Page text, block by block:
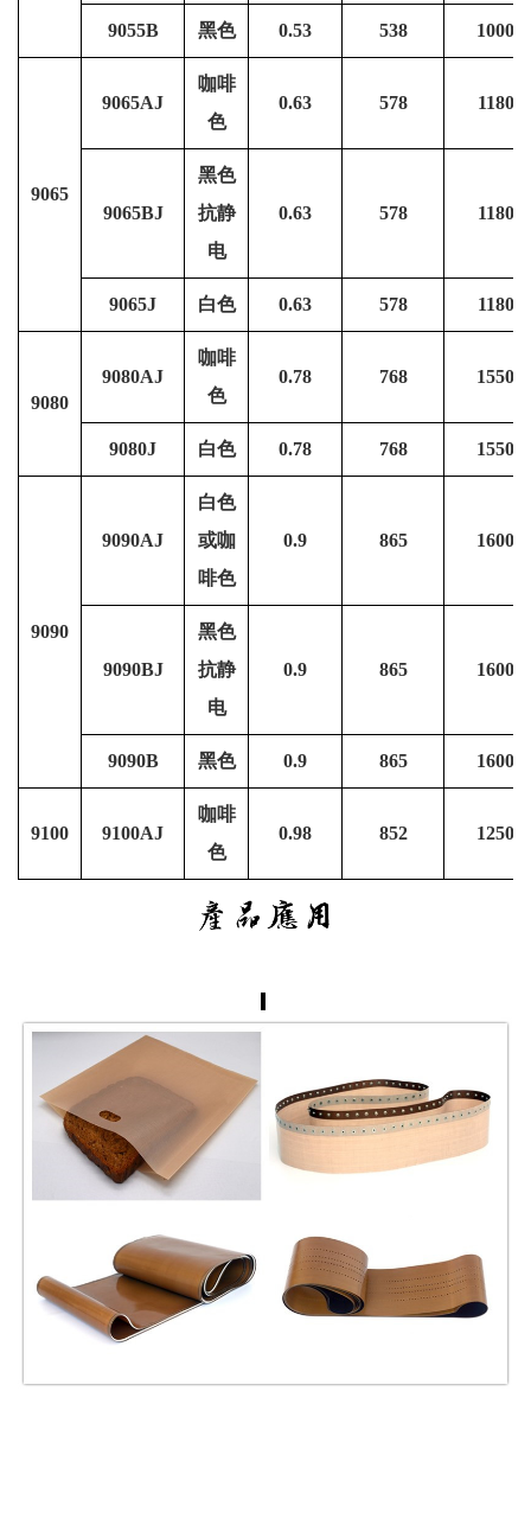
9055B 黑色 0.53 538 1000
9065
9065AJ
咖啡
色
0.63 578 1180
9065BJ
黑色
抗静
电
0.63 578 1180
9065J 白色 0.63 578 1180
9080
9080AJ
咖啡
色
0.78 768 1550
9080J 白色 0.78 768 1550
9090
9090AJ
白色
或咖
啡色
0.9 865 1600
9090BJ
黑色
抗静
电
0.9 865 1600
9090B 黑色 0.9 865 1600
9100 9100AJ
咖啡
色
0.98 852 1250